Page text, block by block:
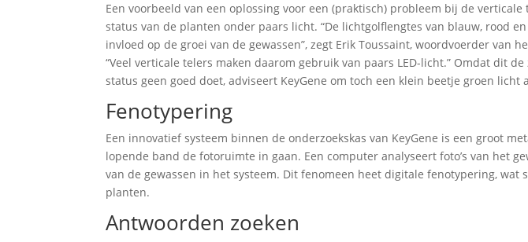
Een voorbeeld van een oplossing voor een (praktisch) probleem bij de
status van de planten onder paars licht. “De lichtgolflengtes van blauw, rood
invloed op de groei van de gewassen”, zegt Erik Toussaint, woordvoerder van
“Veel verticale telers maken daarom gebruik van paars LED-licht.” Omdat dit
status geen goed doet, adviseert KeyGene om toch een klein beetje groen
Fenotypering
Een innovatief systeem binnen de onderzoekskas van KeyGene is een groot
lopende band de fotoruimte in gaan. Een computer analyseert foto’s van het
van de gewassen in het systeem. Dit fenomeen heet digitale fenotypering, wat
planten.
Antwoorden zoeken